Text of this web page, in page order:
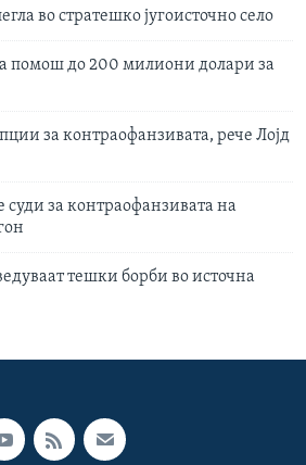
во стратешко југоисточно село
помош до 200 милиони долари за
за контраофанзивата, рече Лојд
суди за контраофанзивата на
тешки борби во источна